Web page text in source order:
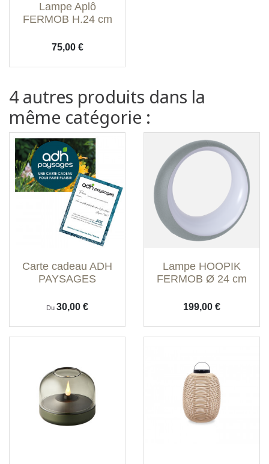
Lampe Aplô
FERMOB H.24 cm
Prix
75,00 €
4 autres produits dans la
même catégorie :
Carte cadeau ADH
PAYSAGES
Du Prix
30,00 €
Lampe HOOPIK
FERMOB Ø 24 cm
Prix
199,00 €